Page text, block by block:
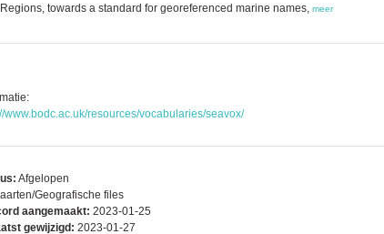
towards a standard for georeferenced marine names, meer
www.bodc.ac.uk/resources/vocabularies/seavox/
Afgelopen
Geografische files
aangemaakt: 2023-01-25
gewijzigd: 2023-01-27